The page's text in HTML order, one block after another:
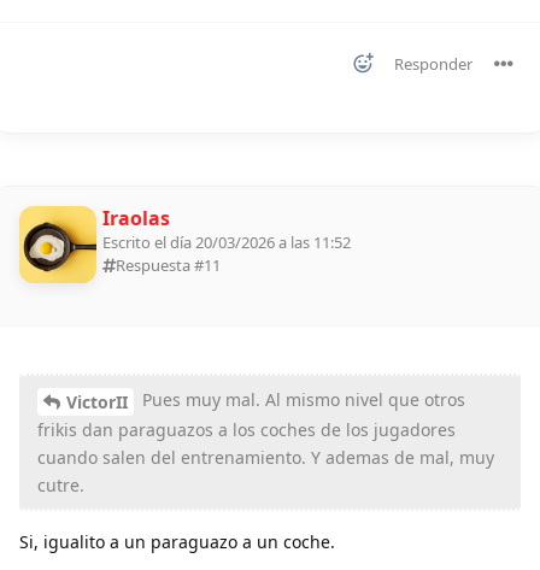
Responder
Iraolas
Escrito el día 20/03/2026 a las 11:52
Respuesta #11
VictorII
Pues muy mal. Al mismo nivel que otros
frikis dan paraguazos a los coches de los jugadores
cuando salen del entrenamiento. Y ademas de mal, muy
cutre.
Si, igualito a un paraguazo a un coche.